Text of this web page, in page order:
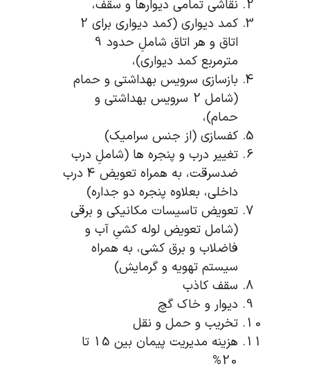
نقاشی تمامی دیوارها و سقف،
کمد دیواری (کمد دیواری برای 2
اتاق و هر اتاق شاملِ حدود 9
مترمربع کمد دیواری)،
بازسازی سرویس بهداشتی و حمام
(شامل 2 سرویس بهداشتی و
حمام)،
کفسازی (از جنس سرامیک)
تغییر درب و پنجره ها (شاملِ درب
ضدسرقت، به همراه تعویض 4 درب
داخلی، بعلاوه پنجره دو جداره)
تعویض تاسیسات مکانیکی و برقی
(شامل تعویض لوله کشیِ آب و
فاضلاب و برق کشی، به همراه
سیستم تهویه و گرمایش)
سقف کاذب
دیوار و خاک گچ
تخریب و حمل و نقل
هزینه مدیریت پیمان بین 15 تا
20%